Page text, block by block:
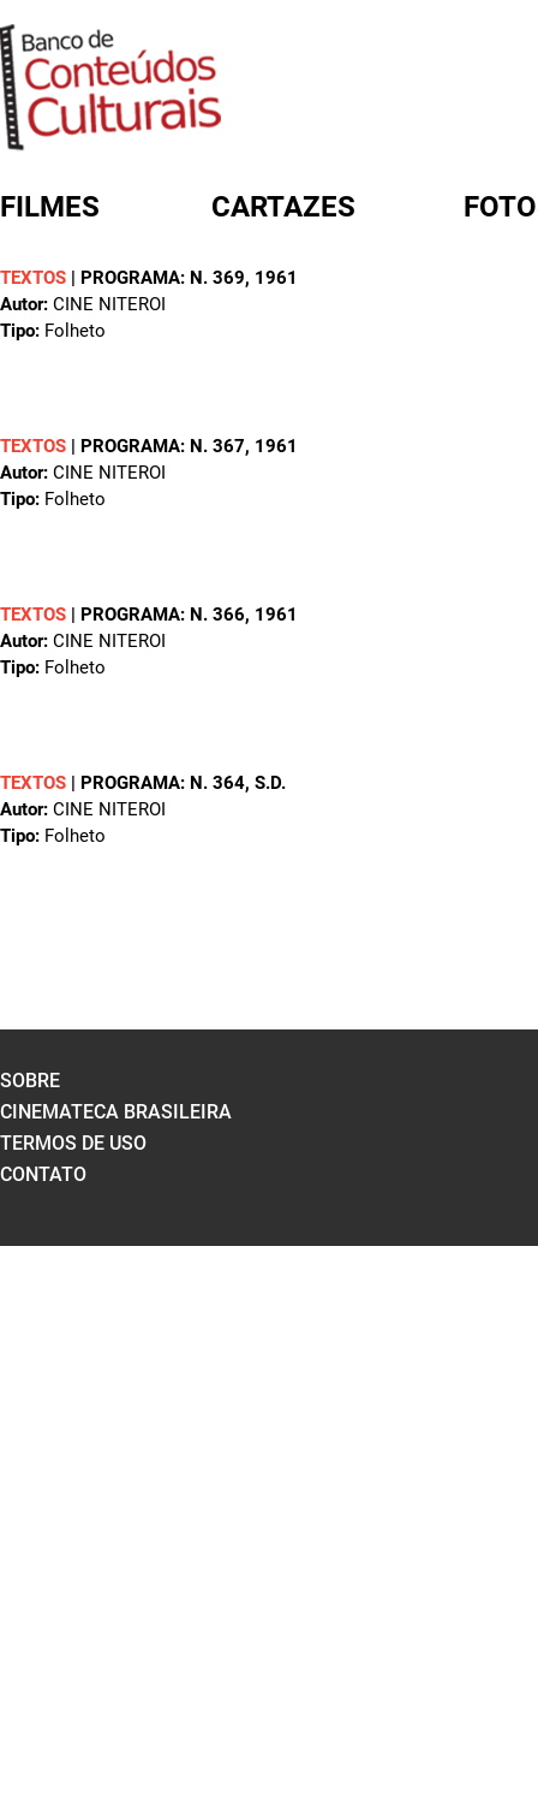
FILMES CARTAZES
TEXTOS | PROGRAMA: N. 369, 1961
Autor: CINE NITEROI
Tipo: Folheto
TEXTOS | PROGRAMA: N. 367, 1961
Autor: CINE NITEROI
Tipo: Folheto
TEXTOS | PROGRAMA: N. 366, 1961
Autor: CINE NITEROI
Tipo: Folheto
TEXTOS | PROGRAMA: N. 364, S.D.
Autor: CINE NITEROI
Tipo: Folheto
FORMULÁRIO DE BUSCA
SOBRE
CINEMATECA BRASILEIRA
TERMOS DE USO
CONTATO